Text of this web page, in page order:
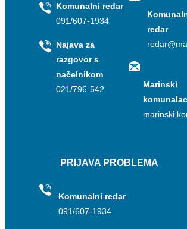
Komunalni redar
091/607-1934
Najava za
razgovor s
načelnikom
021/796-542
redar
Marinski
PRIJAVA PROBLEMA
Komunalni redar
091/607-1934